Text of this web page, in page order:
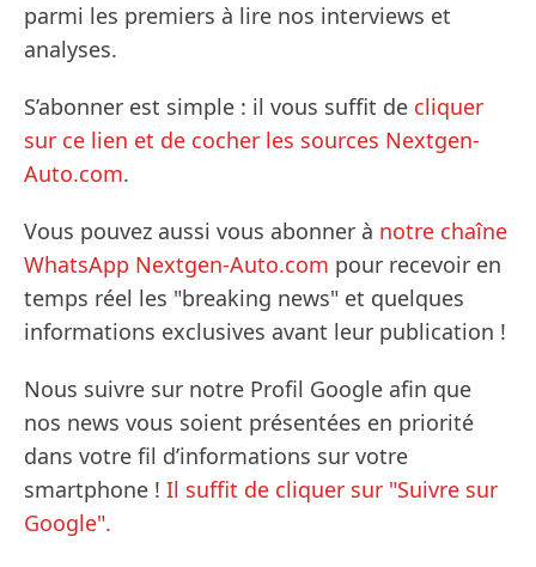
parmi les premiers à lire nos interviews et
analyses.
S’abonner est simple : il vous suffit de cliquer
sur ce lien et de cocher les sources Nextgen-
Auto.com.
Vous pouvez aussi vous abonner à notre chaîne
WhatsApp Nextgen-Auto.com pour recevoir en
temps réel les "breaking news" et quelques
informations exclusives avant leur publication !
Nous suivre sur notre Profil Google afin que
nos news vous soient présentées en priorité
dans votre fil d’informations sur votre
smartphone ! Il suffit de cliquer sur "Suivre sur
Google".